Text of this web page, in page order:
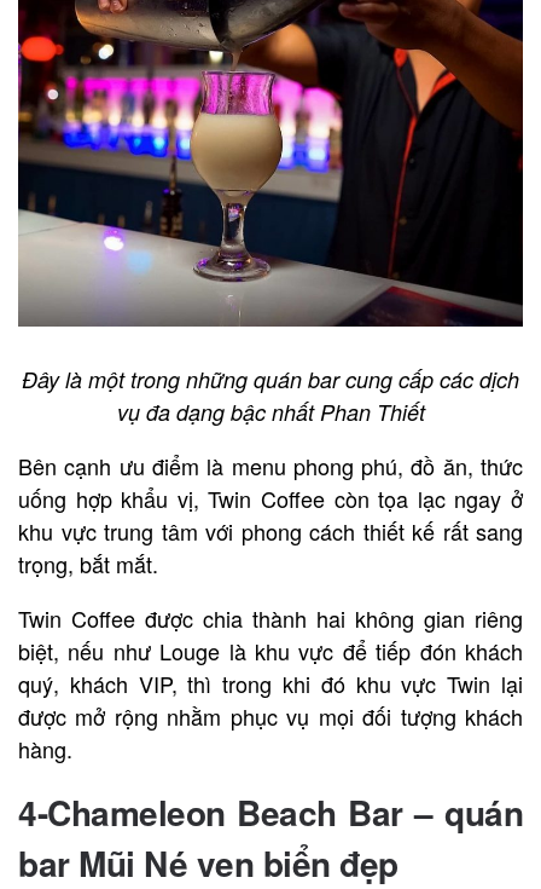
Đây là một trong những quán bar cung cấp các dịch
vụ đa dạng bậc nhất Phan Thiết
Bên cạnh ưu điểm là menu phong phú, đồ ăn, thức
uống hợp khẩu vị, Twin Coffee còn tọa lạc ngay ở
khu vực trung tâm với phong cách thiết kế rất sang
trọng, bắt mắt.
Twin Coffee được chia thành hai không gian riêng
biệt, nếu như Louge là khu vực để tiếp đón khách
quý, khách VIP, thì trong khi đó khu vực Twin lại
được mở rộng nhằm phục vụ mọi đối tượng khách
hàng.
4-Chameleon Beach Bar – quán
bar Mũi Né ven biển đẹp